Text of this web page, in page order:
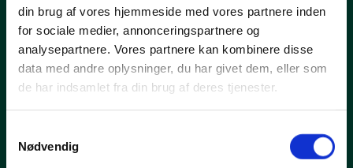
din brug af vores hjemmeside med vores partnere inden
for sociale medier, annonceringspartnere og
analysepartnere. Vores partnere kan kombinere disse
data med andre oplysninger, du har givet dem, eller som
de har indsamlet fra din brug af deres tjenester.
Nødvendig
Vil du have besked når der lanceres nye unikke
hjemmelavede produkter eller frigives eksklusive tilbud? Vil
du være den første til at høre om det når vi deltager i messer
og afholder eksklusive åbent-hus-arrangementer? Så tilmeld
dig vores kundeklub!